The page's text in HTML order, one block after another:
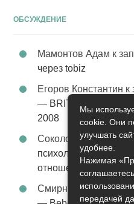
ОБСУЖДЕНИЕ
Мамонтов Адам к
через tobiz
Егоров Константин к
— BRITAX Evolva 1-
2008
Соколова Эльзак
психолога –
отношениях
Смирнова Грацияк
Мы
cookie. Они
улучшать
удобнее.
Нажимая
передачей